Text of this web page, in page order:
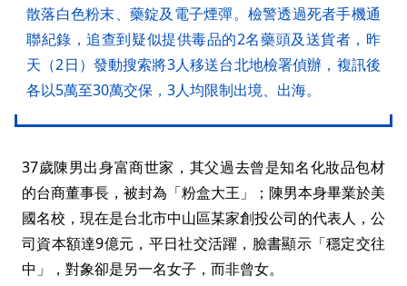
散落白色粉末、藥錠及電子煙彈。檢警透過死者手機通
聯紀錄，追查到疑似提供毒品的2名藥頭及送貨者，昨
天（2日）發動搜索將3人移送台北地檢署偵辦，複訊後
各以5萬至30萬交保，3人均限制出境、出海。
37歲陳男出身富商世家，其父過去曾是知名化妝品包材
的台商董事長，被封為「粉盒大王」；陳男本身畢業於美
國名校，現在是台北市中山區某家創投公司的代表人，公
司資本額達9億元，平日社交活躍，臉書顯示「穩定交往
中」，對象卻是另一名女子，而非曾女。